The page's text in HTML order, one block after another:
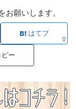
お願いします。
はてブ
0
ピー